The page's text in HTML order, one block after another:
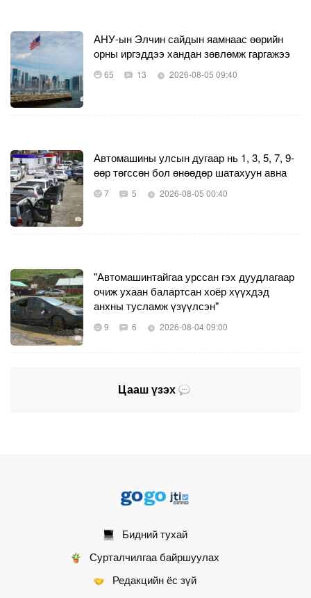
АНУ-ын Элчин сайдын яамнаас өөрийн
орны иргэддээ хандан зөвлөмж гаргажээ
65 13 2026-08-05 09:40
Автомашины улсын дугаар нь 1, 3, 5, 7, 9-
өөр төгссөн бол өнөөдөр шатахуун авна
7 5 2026-08-05 00:40
"Автомашинтайгаа урссан гэх дуудлагаар
очиж ухаан балартсан хоёр хүүхдэд
анхны тусламж үзүүлсэн"
9 6 2026-08-04 09:00
Цааш үзэх
Бидний тухай
Сурталчилгаа байршуулах
Редакцийн ёс зүй